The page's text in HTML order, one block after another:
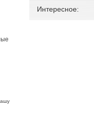
Интересное: